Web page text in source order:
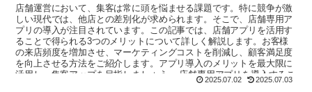
店舗運営において、集客は常に頭を悩ませる課題です。特に競争が激
しい現代では、他店との差別化が求められます。そこで、店舗専用ア
プリの導入が注目されています。この記事では、店舗アプリを活用す
ることで得られる3つのメリットについて詳しく解説します。お客様
の来店頻度を増加させ、マーケティングコストを削減し、顧客満足度
を向上させる方法をご紹介します。アプリ導入のメリットを最大限に
活用し、集客アップを目指しましょう。 店舗専用アプリを導入するこ
とで、ブランドの強化や競争優位性の確立ができるようになります。
2025.07.02 2025.07.03